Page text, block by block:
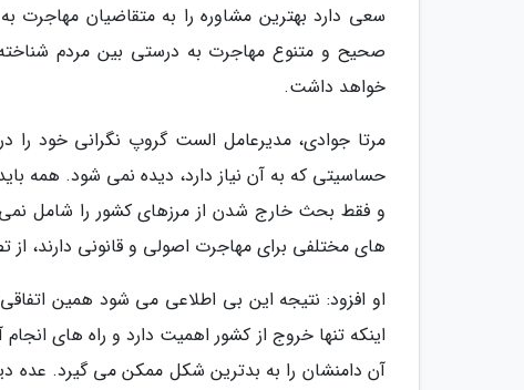
سعی دارد بهترین مشاوره را به متقاضیان مهاجرت
صحیح و متنوع مهاجرت به درستی بین مردم
خواهد داشت.
مرتا جوادی، مدیرعامل الست گروپ نگرانی خود را
حساسیتی که به آن نیاز دارد، دیده نمی شود. همه
و فقط بحث خارج شدن از مرزهای کشور را شامل
های مختلفی برای مهاجرت اصولی و قانونی دارند،
او افزود: نتیجه این بی اطلاعی می شود همین
اینکه تنها خروج از کشور اهمیت دارد و راه های
آن دامنشان را به بدترین شکل ممکن می گیرد. عده